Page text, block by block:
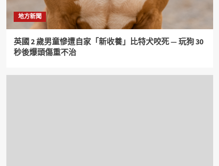
地方新聞
英國 2 歲男童慘遭自家「新收養」比特犬咬死 — 玩狗 30
秒後爆頭傷重不治